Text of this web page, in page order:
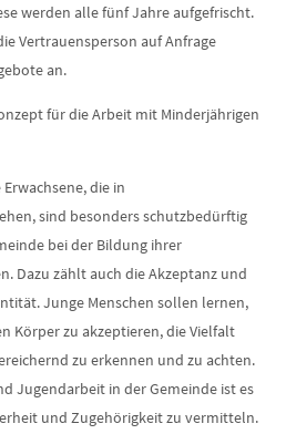
werden alle fünf Jahre aufgefrischt.
Vertrauensperson auf Anfrage
an.
für die Arbeit mit Minderjährigen
die in
sind besonders schutzbedürftig
bei der Bildung ihrer
Dazu zählt auch die Akzeptanz und
Junge Menschen sollen lernen,
Körper zu akzeptieren, die Vielfalt
zu erkennen und zu achten.
Jugendarbeit in der Gemeinde ist es
und Zugehörigkeit zu vermitteln.